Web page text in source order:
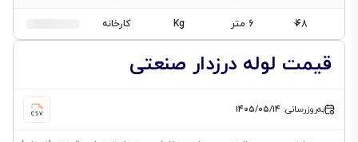
48 6 متر Kg کارخانه
قیمت لوله درزدار صنعتی
به‌روزرسانی:۱۴۰۵/۰۵/۱۴